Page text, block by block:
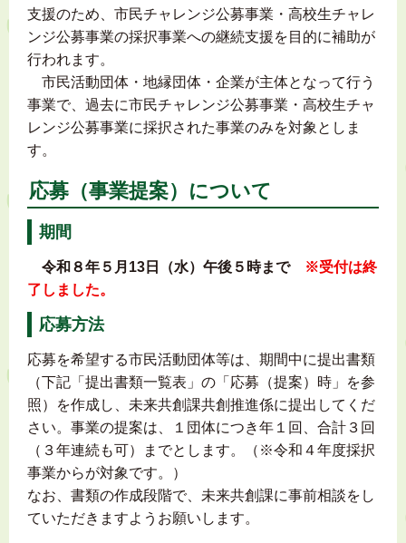
支援のため、市民チャレンジ公募事業・高校生チャレ
ンジ公募事業の採択事業への継続支援を目的に補助が
行われます。
市民活動団体・地縁団体・企業が主体となって行う
事業で、過去に市民チャレンジ公募事業・高校生チャ
レンジ公募事業に採択された事業のみを対象としま
す。
応募（事業提案）について
期間
令和８年５月13日（水）午後５時まで
※受付は終
了しました。
応募方法
応募を希望する市民活動団体等は、期間中に提出書類
（下記「提出書類一覧表」の「応募（提案）時」を参
照）を作成し、未来共創課共創推進係に提出してくだ
さい。事業の提案は、１団体につき年１回、合計３回
（３年連続も可）までとします。（※令和４年度採択
事業からが対象です。）
なお、書類の作成段階で、未来共創課に事前相談をし
ていただきますようお願いします。